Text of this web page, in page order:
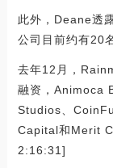
此外，Deane透
公司目前约有20
去年12月，
融资，Animoca
Studios、
Capital和Merit
2:16:31]